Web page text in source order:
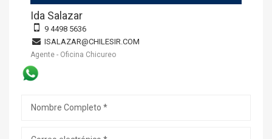
Ida Salazar
9 4498 5636
ISALAZAR@CHILESIR.COM
Agente - Oficina Chicureo